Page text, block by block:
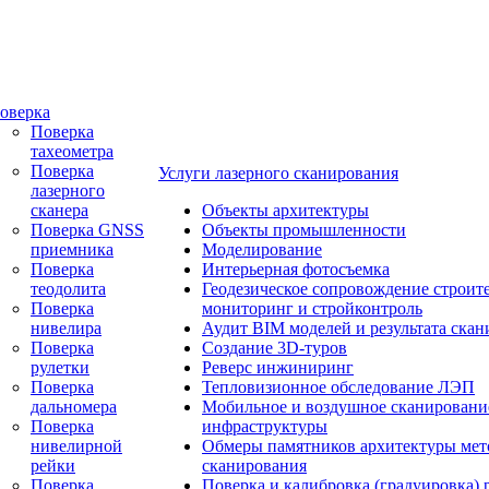
Поверка
тахеометра
Поверка
лазерного
сканера
Поверка GNSS
приемника
Поверка
теодолита
Поверка
нивелира
Поверка
рулетки
Поверка
дальномера
Поверка
нивелирной
рейки
Поверка
Услуги лазерного сканирования
Объекты архитектуры
Объекты промышленности
Моделирование
Интерьерная фотосъемка
Геодезическое сопровождение
мониторинг и стройконтроль
Аудит BIM моделей и результата
Создание 3D-туров
Реверс инжиниринг
Тепловизионное обследование ЛЭП
Мобильное и воздушное
инфраструктуры
Обмеры памятников архитектуры
сканирования
Поверка и калибровка (градуировка)